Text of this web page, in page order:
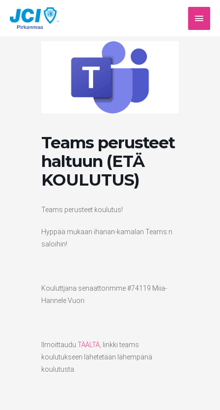
sisältöön
Teams perusteet
haltuun (ETÄ
KOULUTUS)
Teams perusteet koulutus!
Hyppää mukaan ihanan-kamalan Teams:n
saloihin!
Kouluttjana senaattorimme #74119 Miia-
Hannele Vuori
Ilmoittaudu TÄÄLTÄ, linkki teams
koulutukseen lähetetään lähempänä
koulutusta.